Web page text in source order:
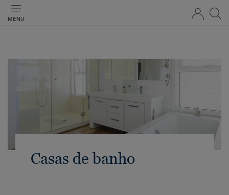
MENU
Casas de banho